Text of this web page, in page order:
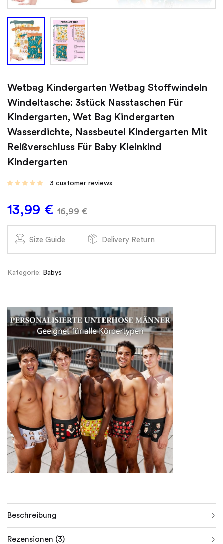
Wetbag Kindergarten Wetbag Stoffwindeln
Windeltasche: 3stück Nasstaschen Für
Kindergarten, Wet Bag Kindergarten
Wasserdichte, Nassbeutel Kindergarten Mit
Reißverschluss Für Baby Kleinkind
Kindergarten
3 customer reviews
13,99 € 16,99€
Size Guide Delivery Return
Kategorie: Babys
Beschreibung
Rezensionen (3)